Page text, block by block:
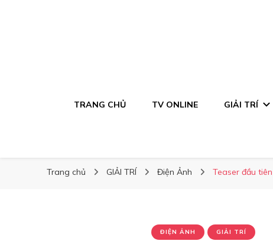
TRANG CHỦ TV ONLINE GIẢI TRÍ
Trang chủ GIẢI TRÍ Điện Ảnh Teaser đầu
ĐIỆN ẢNH GIẢI TRÍ